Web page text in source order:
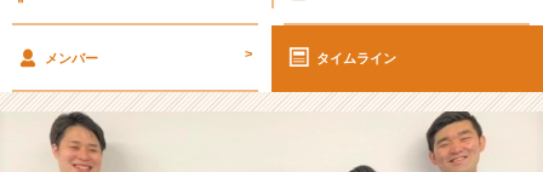
【グ
バ
メンバー > タイムライン